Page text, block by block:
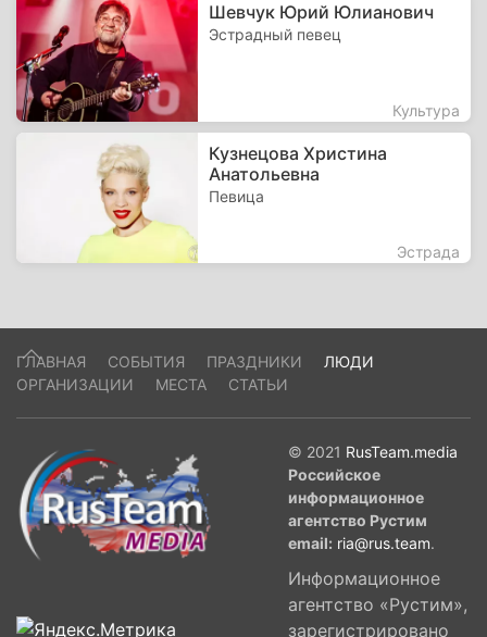
Шевчук Юрий Юлианович
Эстрадный певец
Культура
Кузнецова Христина
Анатольевна
Певица
Эстрада
ГЛАВНАЯ СОБЫТИЯ ПРАЗДНИКИ
ЛЮДИ
ОРГАНИЗАЦИИ
МЕСТА СТАТЬИ
© 2021 RusTeam.media
Российское
информационное
агентство Рустим
email: ria@rus.team.
Информационное
агентство «Рустим»,
зарегистрировано